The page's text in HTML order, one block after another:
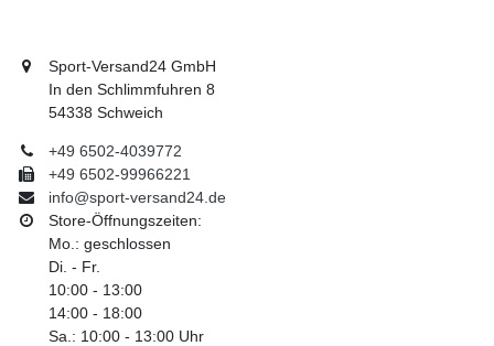
Sport-Versand24 GmbH
In den Schlimmfuhren 8
54338 Schweich
+49 6502-4039772
+49 6502-99966221
info@sport-versand24.de
Store-Öffnungszeiten:
Mo.: geschlossen
Di. - Fr.
10:00 - 13:00
14:00 - 18:00
Sa.: 10:00 - 13:00 Uhr